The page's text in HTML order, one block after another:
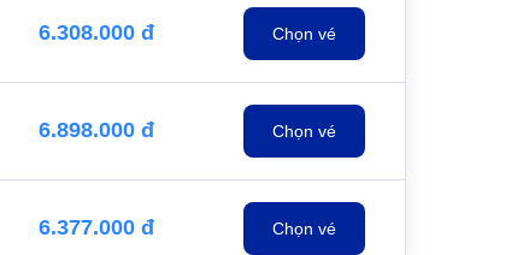
6.308.000 đ Chọn vé
6.898.000 đ Chọn vé
6.377.000 đ Chọn vé